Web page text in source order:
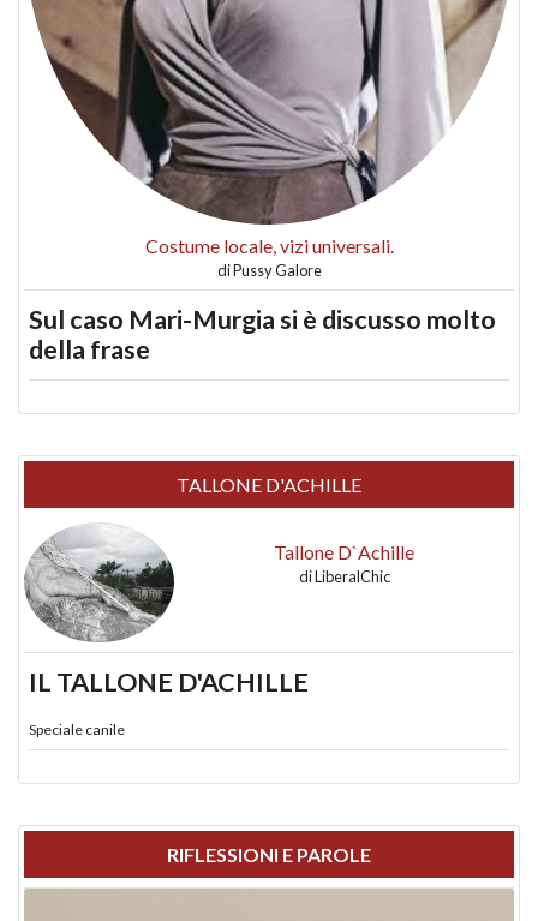
Costume locale, vizi universali.
diPussy Galore
Sul caso Mari-Murgia si è discusso molto
della frase
TALLONE D'ACHILLE
Tallone D`Achille
diLiberalChic
IL TALLONE D'ACHILLE
Speciale canile
RIFLESSIONI E PAROLE